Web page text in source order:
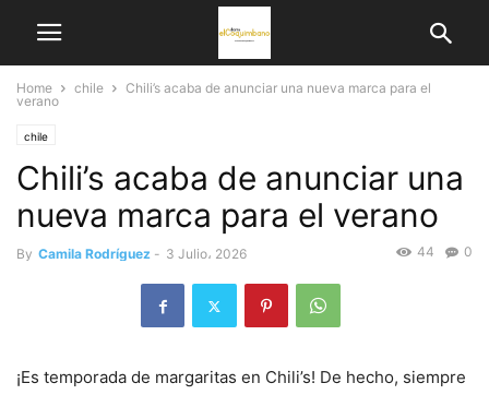
Home chile
Chili’s acaba de anunciar una nueva marca para el
verano
chile
Chili’s acaba de anunciar una
nueva marca para el verano
By Camila Rodríguez - 3 Julio، 2026 0
44
¡Es temporada de margaritas en Chili’s! De hecho, siempre